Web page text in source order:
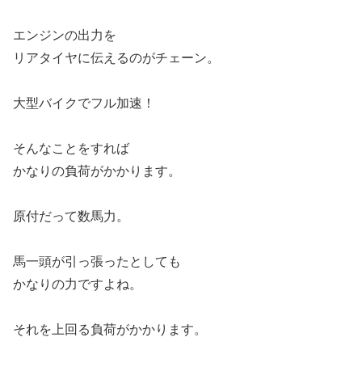
エンジンの出力を
リアタイヤに伝えるのがチェーン。
大型バイクでフル加速！
そんなことをすれば
かなりの負荷がかかります。
原付だって数馬力。
馬一頭が引っ張ったとしても
かなりの力ですよね。
それを上回る負荷がかかります。